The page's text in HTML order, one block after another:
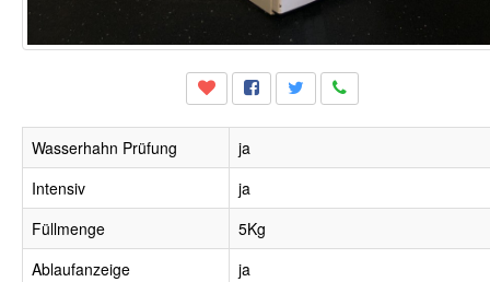
Wasserhahn Prüfung
ja
Intensiv
ja
Füllmenge
5Kg
Ablaufanzeige
ja